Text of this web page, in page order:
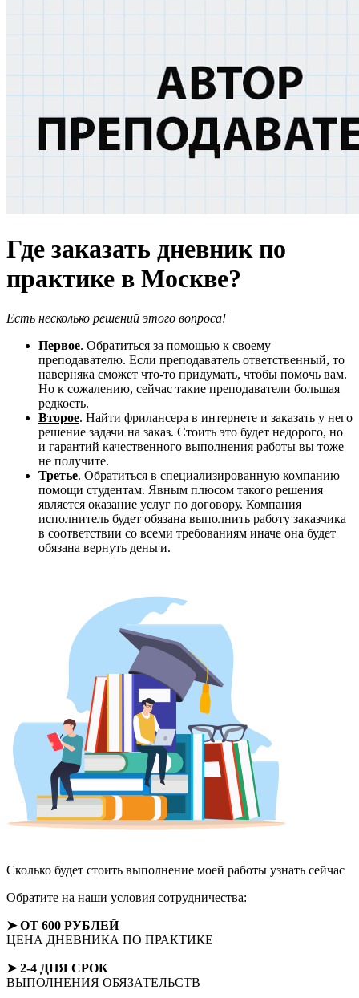
Где заказать дневник по
практике в Москве?
Есть несколько решений этого вопроса!
Первое. Обратиться за помощью к своему
преподавателю. Если преподаватель ответственный, то
наверняка сможет что-то придумать, чтобы помочь вам.
Но к сожалению, сейчас такие преподаватели большая
редкость.
Второе. Найти фрилансера в интернете и заказать у него
решение задачи на заказ. Стоить это будет недорого, но
и гарантий качественного выполнения работы вы тоже
не получите.
Третье. Обратиться в специализированную компанию
помощи студентам. Явным плюсом такого решения
является оказание услуг по договору. Компания
исполнитель будет обязана выполнить работу заказчика
в соответствии со всеми требованиям иначе она будет
обязана вернуть деньги.
Сколько будет стоить выполнение моей работы узнать сейчас
Обратите на наши условия сотрудничества:
➤ ОТ 600 РУБЛЕЙ
ЦЕНА ДНЕВНИКА ПО ПРАКТИКЕ
➤ 2-4 ДНЯ СРОК
ВЫПОЛНЕНИЯ ОБЯЗАТЕЛЬСТВ